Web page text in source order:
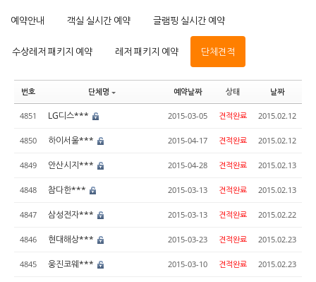
예약안내 객실 실시간 예약 글램핑 실시간 예약
수상레저 패키지 예약 레저 패키지 예약 단체견적
번호 단체명 예약날짜 상태 날짜
4851 LG디스*** 2015-03-05 견적완료 2015.02.12
4850 하이서울*** 2015-04-17 견적완료 2015.02.12
4849 안산시지*** 2015-04-28 견적완료 2015.02.13
4848 참다한*** 2015-03-13 견적완료 2015.02.13
4847 삼성전자*** 2015-03-13 견적완료 2015.02.22
4846 현대해상*** 2015-03-23 견적완료 2015.02.23
4845 웅진코웨*** 2015-03-10 견적완료 2015.02.23